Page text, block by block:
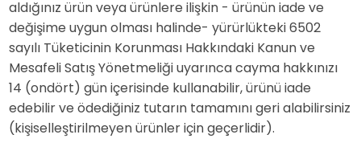
aldığınız ürün veya ürünlere ilişkin - ürünün iade ve
değişime uygun olması halinde- yürürlükteki 6502
sayılı Tüketicinin Korunması Hakkındaki Kanun ve
Mesafeli Satış Yönetmeliği uyarınca cayma hakkınızı
14 (ondört) gün içerisinde kullanabilir, ürünü iade
edebilir ve ödediğiniz tutarın tamamını geri alabilirsiniz
(kişiselleştirilmeyen ürünler için geçerlidir).